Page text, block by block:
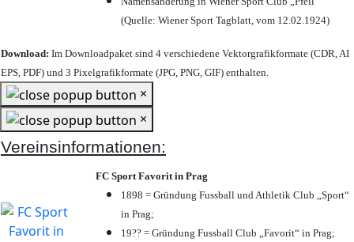
(Quelle: Wiener Sport Tagblatt, vom 12.02.1924)
Download: Im Downloadpaket sind 4 verschiedene Vektorgrafikformate (CDR, AI
EPS, PDF) und 3 Pixelgrafikformate (JPG, PNG, GIF) enthalten.
×
×
Vereinsinformationen:
FC Sport Favorit in Prag
1898 = Gründung Fussball und Athletik Club „Sport“
in Prag;
19?? = Gründung Fussball Club „Favorit“ in Prag;